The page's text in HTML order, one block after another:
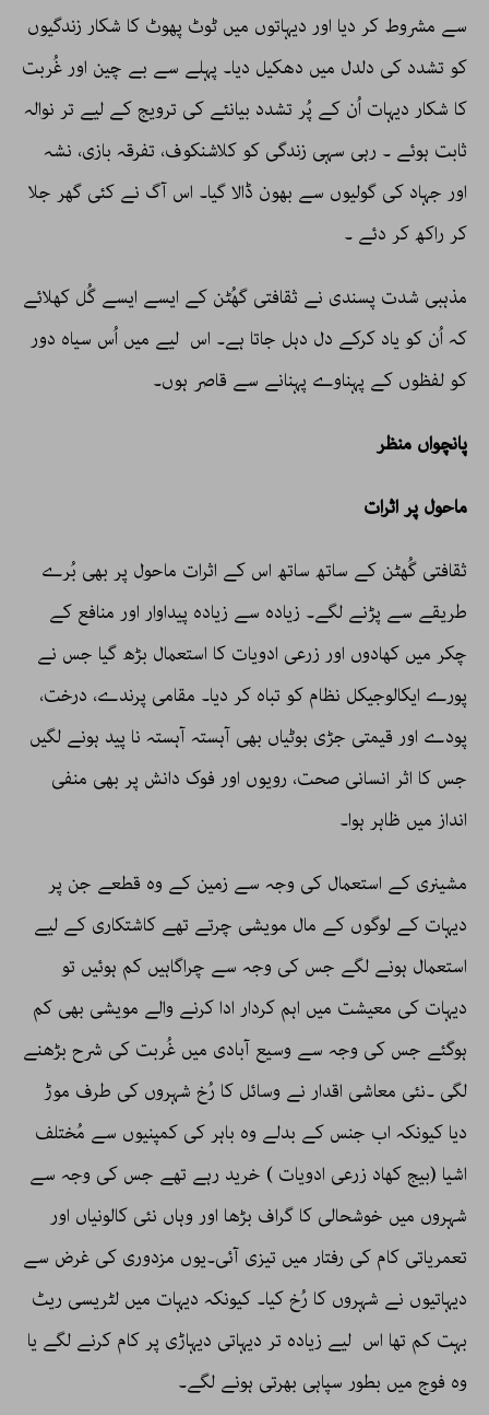
سے مشروط کر دیا اور دیہاتوں میں ٹوٹ پھوٹ کا شکار زندگیوں
کو تشدد کی دلدل میں دھکیل دیا۔ پہلے سے بے چین اور غُربت
کا شکار دیہات اُن کے پُر تشدد بیانئے کی ترویج کے لیے تر نوالہ
ثابت ہوئے ۔ رہی سہی زندگی کو کلاشنکوف، تفرقہ بازی، نشہ
اور جہاد کی گولیوں سے بھون ڈالا گیا۔ اس آگ نے کئی گھر جلا
کر راکھ کر دئے ۔
مذہبی شدت پسندی نے ثقافتی گھُٹن کے ایسے ایسے گُل کھلائے
کہ اُن کو یاد کرکے دل دہل جاتا ہے۔ اس لیے میں اُس سیاہ دور
کو لفظوں کے پہناوے پہنانے سے قاصر ہوں۔
پانچواں منظر
ماحول پر اثرات
ثقافتی گُھٹن کے ساتھ ساتھ اس کے اثرات ماحول پر بھی بُرے
طریقے سے پڑنے لگے۔ زیادہ سے زیادہ پیداوار اور منافع کے
چکر میں کھادوں اور زرعی ادویات کا استعمال بڑھ گیا جس نے
پورے ایکالوجیکل نظام کو تباہ کر دیا۔ مقامی پرندے، درخت،
پودے اور قیمتی جڑی بوٹیاں بھی آہستہ آہستہ نا پید ہونے لگیں
جس کا اثر انسانی صحت، رویوں اور فوک دانش پر بھی منفی
انداز میں ظاہر ہوا۔
مشینری کے استعمال کی وجہ سے زمین کے وہ قطعے جن پر
دیہات کے لوگوں کے مال مویشی چرتے تھے کاشتکاری کے لیے
استعمال ہونے لگے جس کی وجہ سے چراگاہیں کم ہوئیں تو
دیہات کی معیشت میں اہم کردار ادا کرنے والے مویشی بھی کم
ہوگئے جس کی وجہ سے وسیع آبادی میں غُربت کی شرح بڑھنے
لگی ۔نئی معاشی اقدار نے وسائل کا رُخ شہروں کی طرف موڑ
دیا کیونکہ اب جنس کے بدلے وہ باہر کی کمپنیوں سے مُختلف
اشیا (بیج کھاد زرعی ادویات ) خرید رہے تھے جس کی وجہ سے
شہروں میں خوشحالی کا گراف بڑھا اور وہاں نئی کالونیاں اور
تعمریاتی کام کی رفتار میں تیزی آئی۔یوں مزدوری کی غرض سے
دیہاتیوں نے شہروں کا رُخ کیا۔ کیونکہ دیہات میں لٹریسی ریٹ
بہت کم تھا اس لیے زیادہ تر دیہاتی دیہاڑی پر کام کرنے لگے یا
وہ فوج میں بطور سپاہی بھرتی ہونے لگے۔